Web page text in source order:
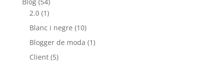
2.0(1)
Blanc i negre (10)
Blogger de moda (1)
Client(5)